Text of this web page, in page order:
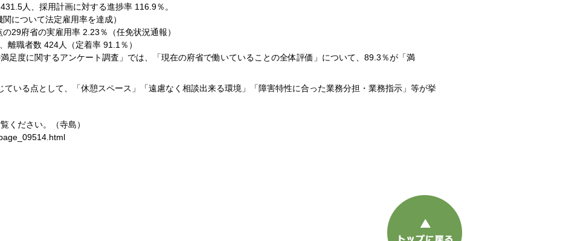
人、採用計画に対する進捗率 116.9％。
について法定雇用率を達成）
29府省の実雇用率 2.23％（任免状況通報）
離職者数 424人（定着率 91.1％）
足度に関するアンケート調査」では、「現在の府省で働いていることの全体評価」について、89.3％が「満
ている点として、「休憩スペース」「遠慮なく相談出来る環境」「障害特性に合った業務分担・業務指示」等が挙
ください。（寺島）